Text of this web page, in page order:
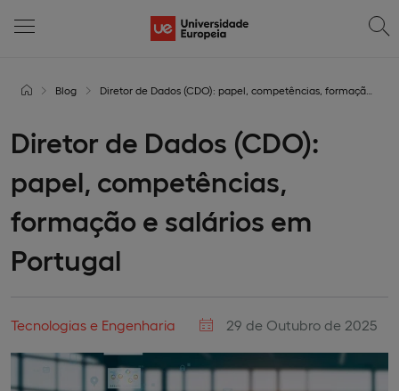
Blog Diretor de Dados (CDO): papel, competências, formação e salários em Portugal
Diretor de Dados (CDO):
papel, competências,
formação e salários em
Portugal
Tecnologias e Engenharia 29 de Outubro de 2025